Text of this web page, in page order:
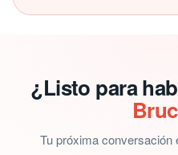
¿Listo para
Tu próxima conversación